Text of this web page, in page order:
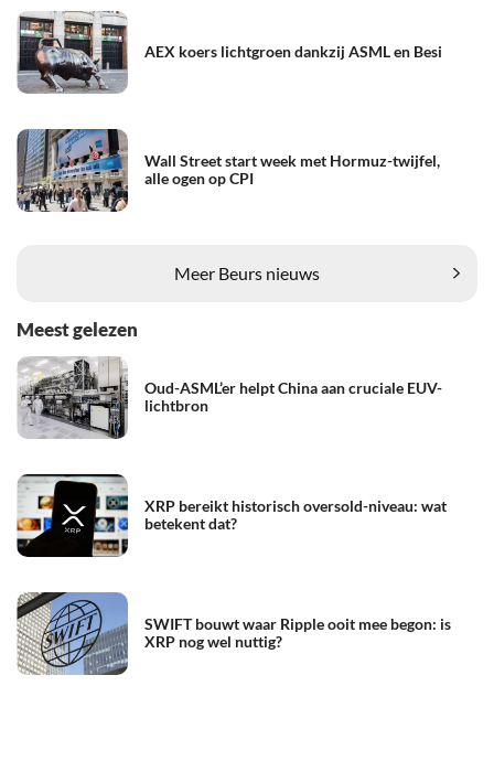
AEX koers lichtgroen dankzij ASML en Besi
Wall Street start week met Hormuz-twijfel,
alle ogen op CPI
Meer Beurs nieuws
Meest gelezen
Oud-ASML’er helpt China aan cruciale EUV-
lichtbron
XRP bereikt historisch oversold-niveau: wat
betekent dat?
SWIFT bouwt waar Ripple ooit mee begon: is
XRP nog wel nuttig?